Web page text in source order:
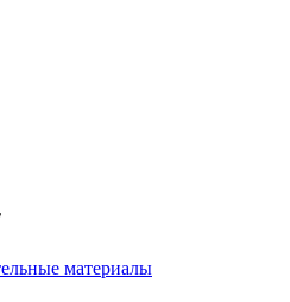
материалы